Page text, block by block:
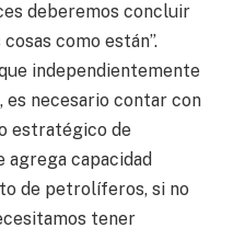
deberemos concluir
como están”.
independientemente
es necesario contar con
estratégico de
capacidad
de petrolíferos, si no
tener